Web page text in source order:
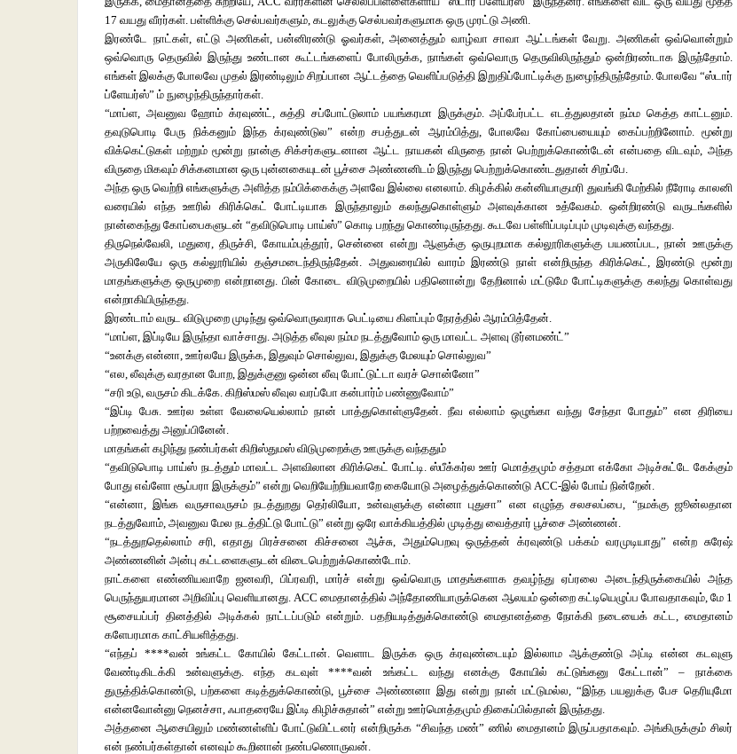
17 வயது வீரர்கள். பள்ளிக்கு செல்பவர்களும், கடலுக்கு செல்பவர்களுமாக ஒரு முரட்டு அணி.
இரண்டே நாட்கள், எட்டு அணிகள், பன்னிரண்டு ஓவர்கள், அனைத்தும் வாழ்வா சாவா ஆட்டங்கள் வேறு. அணிகள் ஒவ்வொன்றும்
ஒவ்வொரு தெருவில் இருந்து உண்டான கூட்டங்களைப் போலிருக்க, நாங்கள் ஒவ்வொரு தெருவிலிருந்தும் ஒன்றிரண்டாக இருந்தோம்.
எங்கள் இலக்கு போலவே முதல் இரண்டிலும் சிறப்பான ஆட்டத்தை வெளிப்படுத்தி இறுதிப்போட்டிக்கு நுழைந்திருந்தோம். போலவே “ஸ்டார்
ப்ளேயர்ஸ்” ம் நுழைந்திருந்தார்கள்.
“மாப்ள, அவனுவ ஹோம் க்ரவுண்ட், சுத்தி சப்போட்டுலாம் பயங்கரமா இருக்கும். அப்பேர்பட்ட எடத்துலதான் நம்ம கெத்த காட்டனும்.
தவுடுபொடி பேரு நிக்கனும் இந்த க்ரவுண்டுல” என்ற சபத்துடன் ஆரம்பித்து, போலவே கோப்பையையும் கைப்பற்றினோம். மூன்று
விக்கெட்டுகள் மற்றும் மூன்று நான்கு சிக்சர்களுடனான ஆட்ட நாயகன் விருதை நான் பெற்றுக்கொண்டேன் என்பதை விடவும், அந்த
விருதை மிகவும் சிக்கனமான ஒரு புன்னகையுடன் பூச்சை அண்ணனிடம் இருந்து பெற்றுக்கொண்டதுதான் சிறப்பே.
அந்த ஒரு வெற்றி எங்களுக்கு அளித்த நம்பிக்கைக்கு அளவே இல்லை எனலாம். கிழக்கில் கன்னியாகுமரி துவங்கி மேற்கில் நீரோடி காலனி
வரையில் எந்த ஊரில் கிரிக்கெட் போட்டியாக இருந்தாலும் கலந்துகொள்ளும் அளவுக்கான உத்வேகம். ஒன்றிரண்டு வருடங்களில்
நான்கைந்து கோப்பைகளுடன் “தவிடுபொடி பாய்ஸ்” கொடி பறந்து கொண்டிருந்தது. கூடவே பள்ளிப்படிப்பும் முடிவுக்கு வந்தது.
திருநெல்வேலி, மதுரை, திருச்சி, கோயம்புத்தூர், சென்னை என்று ஆளுக்கு ஒருபுறமாக கல்லூரிகளுக்கு பயணப்பட, நான் ஊருக்கு
அருகிலேயே ஒரு கல்லூரியில் தஞ்சமடைந்திருந்தேன். அதுவரையில் வாரம் இரண்டு நாள் என்றிருந்த கிரிக்கெட், இரண்டு மூன்று
மாதங்களுக்கு ஒருமுறை என்றானது. பின் கோடை விடுமுறையில் பதினொன்று தேறினால் மட்டுமே போட்டிகளுக்கு கலந்து கொள்வது
என்றாகியிருந்தது.
இரண்டாம் வருட விடுமுறை முடிந்து ஒவ்வொருவராக பெட்டியை கிளப்பும் நேரத்தில் ஆரம்பித்தேன்.
“மாப்ள, இப்டியே இருந்தா வாச்சாது. அடுத்த லீவுல நம்ம நடத்துவோம் ஒரு மாவட்ட அளவு டூர்னமண்ட்”
“உனக்கு என்னா, ஊர்லயே இருக்க, இதுவும் சொல்லுவ, இதுக்கு மேலயும் சொல்லுவ”
“எல, லீவுக்கு வரதான போற, இதுக்குனு ஒன்ன லீவு போட்டுட்டா வரச் சொன்னோ”
“சரி உடு, வருசம் கிடக்கே. கிறிஸ்மஸ் லீவுல வரப்போ கன்பார்ம் பண்ணுவோம்”
“இப்டி பேசு. ஊர்ல உள்ள வேலையெல்லாம் நான் பாத்துகொள்ளுதேன். நீவ எல்லாம் ஒழுங்கா வந்து சேந்தா போதும்” என திரியை
பற்றவைத்து அனுப்பினேன்.
மாதங்கள் கழிந்து நண்பர்கள் கிறிஸ்துமஸ் விடுமுறைக்கு ஊருக்கு வந்ததும்
“தவிடுபொடி பாய்ஸ் நடத்தும் மாவட்ட அளவிலான கிரிக்கெட் போட்டி. ஸ்பீக்கர்ல ஊர் மொத்தமும் சத்தமா எக்கோ அடிச்சுட்டே கேக்கும்
போது எவ்ளோ சூப்பரா இருக்கும்” என்று வெறியேற்றியவாறே கையோடு அழைத்துக்கொண்டு ACC-இல் போய் நின்றேன்.
“என்னா, இங்க வருசாவருசம் நடத்துறது தெர்லியோ, உன்வளுக்கு என்னா புதுசா” என எழுந்த சலசலப்பை, “நமக்கு ஜூன்லதான
நடத்துவோம், அவனுவ மேல நடத்திட்டு போட்டு” என்று ஒரே வாக்கியத்தில் முடித்து வைத்தார் பூச்சை அண்ணன்.
“நடத்துறதெல்லாம் சரி, எதாது பிரச்சனை கிச்சனை ஆச்சு, அதும்பெறவு ஒருத்தன் க்ரவுண்டு பக்கம் வரமுடியாது” என்ற சுரேஷ்
அண்ணனின் அன்பு கட்டளைகளுடன் விடைபெற்றுக்கொண்டோம்.
நாட்களை எண்ணியவாறே ஜனவரி, பிப்ரவரி, மார்ச் என்று ஒவ்வொரு மாதங்களாக தவழ்ந்து ஏப்ரலை அடைந்திருக்கையில் அந்த
பெருந்துயரமான அறிவிப்பு வெளியானது. ACC மைதானத்தில் அந்தோணியாருக்கென ஆலயம் ஒன்றை கட்டியெழுப்ப போவதாகவும், மே 1
சூசையப்பர் தினத்தில் அடிக்கல் நாட்டப்படும் என்றும். பதறியடித்துக்கொண்டு மைதானத்தை நோக்கி நடையைக் கட்ட, மைதானம்
களேபரமாக காட்சியளித்தது.
“எந்தப் ****வன் உங்கட்ட கோயில் கேட்டான். வெளாட இருக்க ஒரு க்ரவுண்டையும் இல்லாம ஆக்குண்டு அப்டி என்ன கடவுளு
வேண்டிகிடக்கி உன்வளுக்கு. எந்த கடவுள் ****வன் உங்கட்ட வந்து எனக்கு கோயில் கட்டுங்கனு கேட்டான்” – நாக்கை
துருத்திக்கொண்டு, பற்களை கடித்துக்கொண்டு, பூச்சை அண்ணனா இது என்று நான் மட்டுமல்ல, “இந்த பயலுக்கு பேச தெரியுமோ
என்னவோன்னு நெனச்சா, ஃபாதரையே இப்டி கிழிச்சுதான்” என்று ஊர்மொத்தமும் திகைப்பில்தான் இருந்தது.
அத்தனை ஆசையிலும் மண்ணள்ளிப் போட்டுவிட்டனர் என்றிருக்க “சிவந்த மண்” ணில் மைதானம் இருப்பதாகவும். அங்கிருக்கும் சிலர்
என் நண்பர்கள்தான் எனவும் கூறினான் நண்பணொருவன்.